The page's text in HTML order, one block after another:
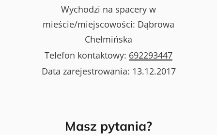
Wychodzi na spacery w
mieście/miejscowości: Dąbrowa
Chełmińska
Telefon kontaktowy: 692293447
Data zarejestrowania: 13.12.2017
Masz pytania?